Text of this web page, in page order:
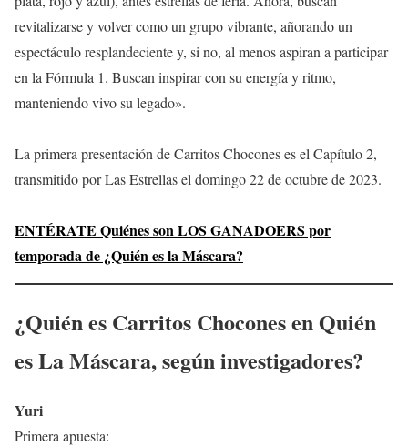
revitalizarse y volver como un grupo vibrante, añorando un
espectáculo resplandeciente y, si no, al menos aspiran a participar
en la Fórmula 1. Buscan inspirar con su energía y ritmo,
manteniendo vivo su legado».
La primera presentación de Carritos Chocones es el Capítulo 2,
transmitido por Las Estrellas el domingo 22 de octubre de 2023.
ENTÉRATE Quiénes son LOS GANADOERS por
temporada de ¿Quién es la Máscara?
¿Quién es Carritos Choconesen Quién
es La Máscara, según investigadores?
Yuri
Primera apuesta: